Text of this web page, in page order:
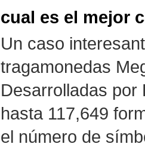
cual es el mejor
Un caso
tragamonedas
Desarrolladas por
hasta 117,649
el número de